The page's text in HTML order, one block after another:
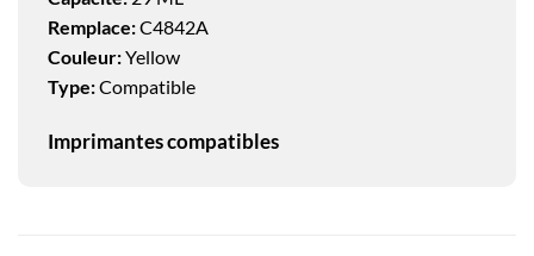
Remplace:C4842A
Couleur:Yellow
Type:Compatible
Imprimantes compatibles